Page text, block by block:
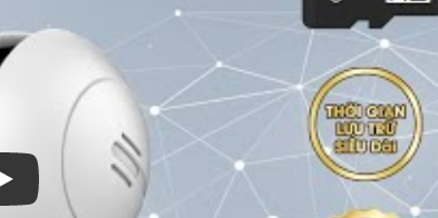
Xem video Camera Wifi Ebitcam Chính Hãng